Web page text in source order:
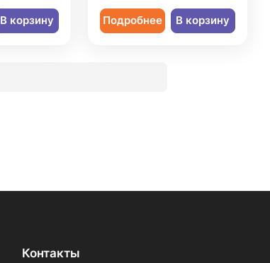
В корзину Подробнее В корзину
Контакты